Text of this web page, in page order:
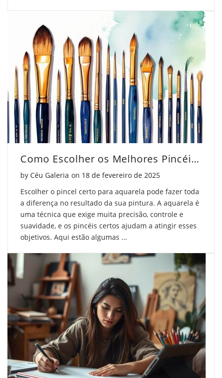
Como Escolher os Melhores Pincéis para Aquarela
by Céu Galeria on Posted on
18 de fevereiro de 2025
Escolher o pincel certo para aquarela pode fazer toda
a diferença no resultado da sua pintura. A aquarela é
uma técnica que exige muita precisão, controle e
suavidade, e os pincéis certos ajudam a atingir esses
objetivos. Aqui estão algumas ...